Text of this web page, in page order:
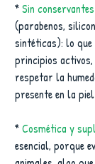
* Sin
(parabenos,
sintéticas): lo
principios
respetar la
presente en la
* Cosmética y
esencial, porque